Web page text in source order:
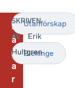
S
å
h
a
r
Utanförskap
Blekinge
SKRIVEN
AV
Erik
Hultgren